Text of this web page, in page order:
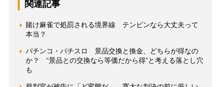
関連記事
賭け麻雀で処罰される境界線 テンピンなら大丈夫って
本当？
パチンコ・パチスロ 景品交換と換金、どちらが得なの
か？ “景品との交換なら等価だから得”と考える落とし穴
も